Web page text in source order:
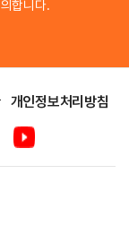
합니다.
개인정보처리방침